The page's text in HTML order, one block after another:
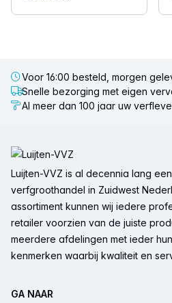
Voor 16:00 besteld, morgen
Snelle bezorging met eigen
Al meer dan 100 jaar uw
Luijten-VVZ is al decennia lang
verfgroothandel in Zuidwest
assortiment kunnen wij iedere
retailer voorzien van de juiste
meerdere afdelingen met ieder
kenmerken waarbij kwaliteit en
GA NAAR